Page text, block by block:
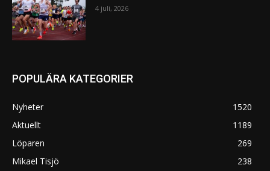
4 juli, 2026
POPULÄRA KATEGORIER
Nyheter
1520
Aktuellt
1189
Löparen
269
Mikael Tisjö
238